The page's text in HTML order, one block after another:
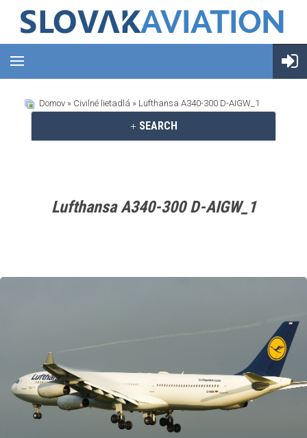
Domov » Civilné lietadlá » Lufthansa A340-300 D-AIGW_1
SEARCH
Lufthansa A340-300 D-AIGW_1